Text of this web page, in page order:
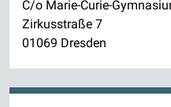
C/o Marie-Curie-
Zirkusstraße 7
01069 Dresden